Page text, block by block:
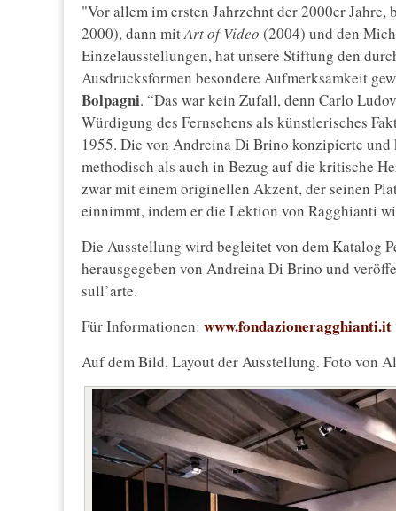
"Vor allem im ersten Jahrzehnt der 2000er
2000), dann mitArt of Video (2004) und den
Einzelausstellungen, hat unsere Stiftung den
Ausdrucksformen besondere Aufmerksamkeit
Bolpagni. “Das war kein Zufall, denn Carlo
Würdigung des Fernsehens als künstlerisches
1955. Die von Andreina Di Brino konzipierte
methodisch als auch in Bezug auf die kritische
zwar mit einem originellen Akzent, der seinen
einnimmt, indem er die Lektion von Ragghianti
Die Ausstellung wird begleitet von dem Katalog
herausgegeben von Andreina Di Brino und
sull’arte.
Für Informationen: www.fondazioneragghianti.it
Auf dem Bild, Layout der Ausstellung. Foto von